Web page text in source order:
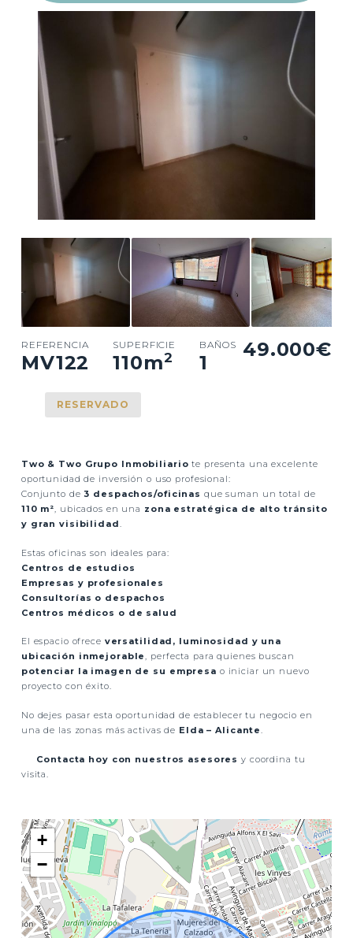
49.000€
REFERENCIA
MV122
SUPERFICIE
110m2
BAÑOS
1
RESERVADO
Two & Two Grupo Inmobiliario te presenta una excelente
oportunidad de inversión o uso profesional:
Conjunto de3 despachos/oficinas que suman un total de
110 m², ubicados en una zona estratégica de alto tránsito
y gran visibilidad.
Estas oficinas son ideales para:
Centros de estudios
Empresas y profesionales
Consultorías o despachos
Centros médicos o de salud
El espacio ofrece versatilidad, luminosidad y una
ubicación inmejorable, perfecta para quienes buscan
potenciar la imagen de su empresa o iniciar un nuevo
proyecto con éxito.
No dejes pasar esta oportunidad de establecer tu negocio en
una de las zonas más activas de Elda – Alicante.
Contacta hoy con nuestros asesores y coordina tu
visita.
+
−